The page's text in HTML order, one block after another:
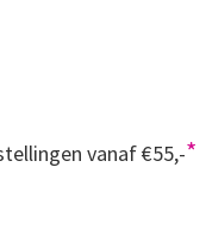
vanaf €55,-*